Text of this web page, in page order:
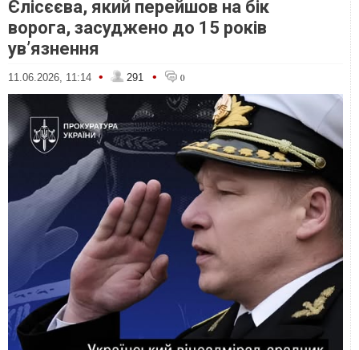
Єлісєєва, який перейшов на бік
ворога, засуджено до 15 років
ув’язнення
11.06.2026, 11:14 • 291 • 0